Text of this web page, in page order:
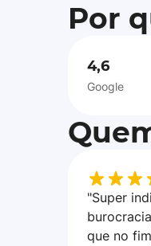
Por
4,6
Google
"Super
que no